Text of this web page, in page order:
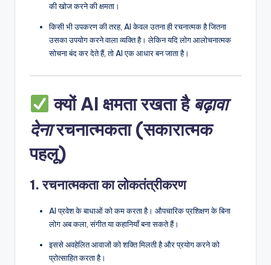
की खोज करने की क्षमता।
किसी भी उपकरण की तरह, AI केवल उतना ही रचनात्मक है जितना
उसका उपयोग करने वाला व्यक्ति है। लेकिन यदि लोग आलोचनात्मक
सोचना बंद कर देते हैं, तो AI एक आधार बन जाता है।
क्यों AI क्षमता रखता है बढ़ावा
देनारचनात्मकता (सकारात्मक
पहलू)
1.रचनात्मकता का लोकतंत्रीकरण
AI प्रवेश के बाधाओं को कम करता है। औपचारिक प्रशिक्षण के बिना
लोग अब कला, संगीत या कहानियाँ बना सकते हैं।
इससे अवहेलित आवाजों को शक्ति मिलती है और प्रयोग करने को
प्रोत्साहित करता है।